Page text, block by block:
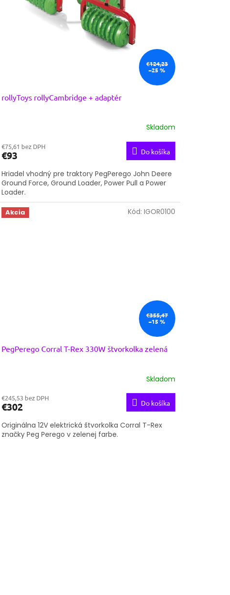
€124,23
–25 %
rollyToys rollyCambridge + adaptér
Skladom
€75,61 bez DPH
€93 Do košíka
Hriadel vhodný pre traktory PegPerego John Deere
Ground Force, Ground Loader, Power Pull a Power
Loader.
Akcia
€355,47
–15 %
PegPerego Corral T-Rex 330W štvorkolka zelená
Skladom
€245,53 bez DPH
€302 Do košíka
Originálna 12V elektrická štvorkolka Corral T-Rex
značky Peg Perego v zelenej farbe.
Kód: IGOR0100